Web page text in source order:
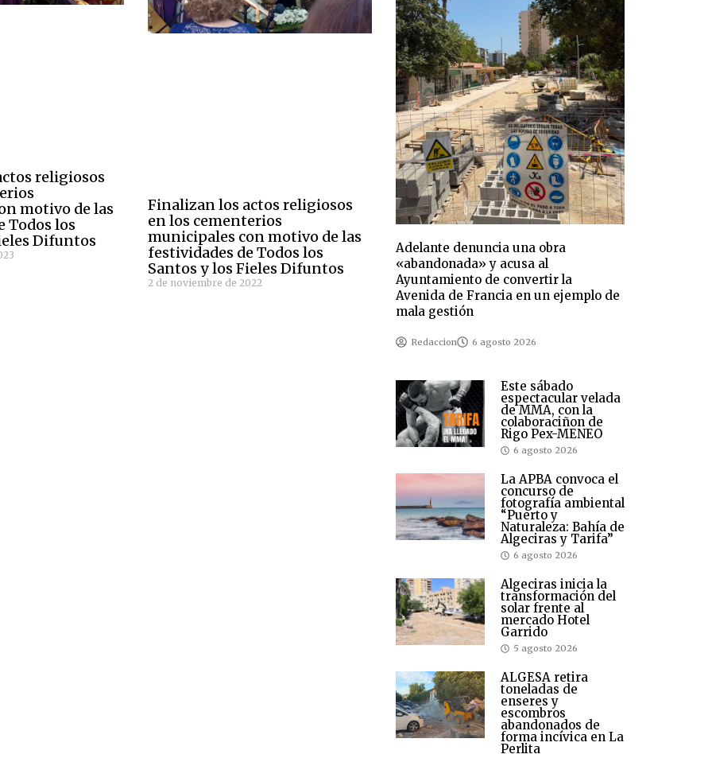
religiosos
motivo de las
Todos los
Difuntos
Finalizan los actos religiosos
en los cementerios
municipales con motivo de las
festividades de Todos los
Santos y los Fieles Difuntos
2 de noviembre de 2022
Adelante denuncia una obra
«abandonada» y acusa al
Ayuntamiento de convertir la
Avenida de Francia en un ejemplo de
mala gestión
Redaccion 6 agosto 2026
Este sábado
espectacular velada
de MMA, con la
colaboraciñon de
Rigo Pex-MENEO
6 agosto 2026
La APBA convoca el
concurso de
fotografía ambiental
“Puerto y
Naturaleza: Bahía de
Algeciras y Tarifa”
6 agosto 2026
Algeciras inicia la
transformación del
solar frente al
mercado Hotel
Garrido
5 agosto 2026
ALGESA retira
toneladas de
enseres y
escombros
abandonados de
forma incívica en La
Perlita